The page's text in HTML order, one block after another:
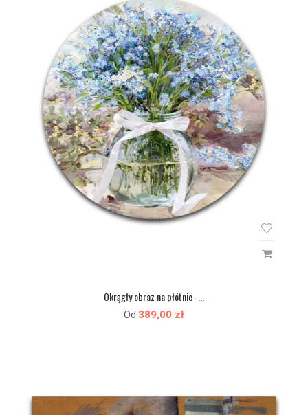
Okrągły obraz na płótnie -...
Od 389,00 zł